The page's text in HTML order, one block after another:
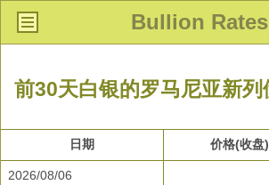
Bullion Rates
前30天白银的罗马尼亚新
日期 价格(收盘)
2026/08/06